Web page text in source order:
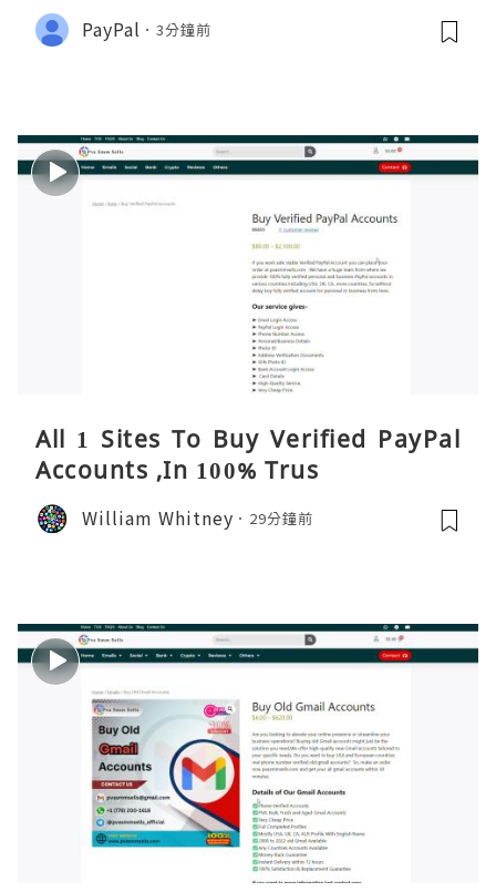
PayPal 3分鐘前
All 1 Sites To Buy Verified PayPal
Accounts ,In 100% Trus
William Whitney 29分鐘前